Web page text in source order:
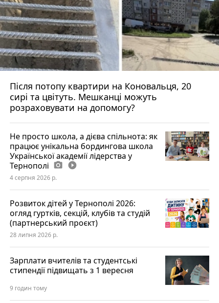
Після потопу квартири на Коновальця, 20
сирі та цвітуть. Мешканці можуть
розраховувати на допомогу?
Не просто школа, а дієва спільнота: як
працює унікальна бордингова школа
Української академії лідерства у
Тернополі photo_camera play_circle_filled
4 серпня 2026 р.
Розвиток дітей у Тернополі 2026:
огляд гуртків, секцій, клубів та студій
(партнерський проєкт)
28 липня 2026 р.
Зарплати вчителів та студентські
стипендії підвищать з 1 вересня
9 годин тому